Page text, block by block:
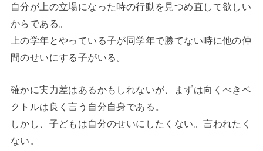
自分が上の立場になった時の行動を見つめ直して欲しい
からである。
上の学年とやっている子が同学年で勝てない時に他の仲
間のせいにする子がいる。
確かに実力差はあるかもしれないが、まずは向くべきベ
クトルは良く言う自分自身である。
しかし、子どもは自分のせいにしたくない。言われたく
ない。